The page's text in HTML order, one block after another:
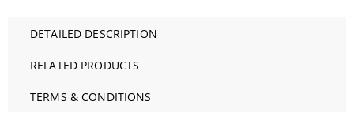
DETAILED DESCRIPTION
RELATED PRODUCTS
TERMS & CONDITIONS